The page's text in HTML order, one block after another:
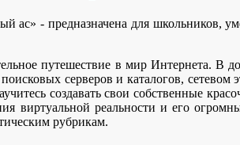
ас» - предназначена для школьников,
путешествие в мир Интернета. В
серверов и каталогов, сетевом
создавать свои собственные
виртуальной реальности и его
рубрикам.